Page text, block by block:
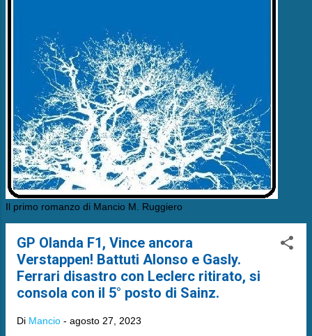
Il primo romanzo di Mancio M. Ruggiero
GP Olanda F1, Vince ancora
Verstappen! Battuti Alonso e Gasly.
Ferrari disastro con Leclerc ritirato, si
consola con il 5° posto di Sainz.
Di Mancio - agosto 27, 2023